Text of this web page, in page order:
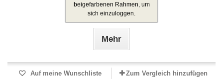
beigefarbenen Rahmen, um
sich einzuloggen.
Mehr
Auf meine Wunschliste Zum Vergleich hinzufügen